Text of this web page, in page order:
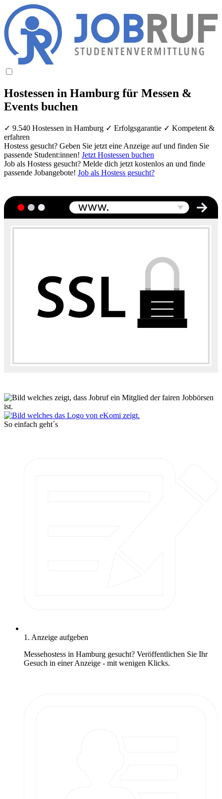
Hostessen in Hamburg für Messen &
Events buchen
✓ 9.540 Hostessen in Hamburg ✓ Erfolgsgarantie ✓ Kompetent &
erfahren
Hostess gesucht? Geben Sie jetzt eine Anzeige auf und finden Sie
passende Student:innen! Jetzt Hostessen buchen
Job als Hostess gesucht? Melde dich jetzt kostenlos an und finde
passende Jobangebote! Job als Hostess gesucht?
So einfach geht´s
1. Anzeige aufgeben
Messehostess in Hamburg gesucht? Veröffentlichen Sie Ihr
Gesuch in einer Anzeige - mit wenigen Klicks.